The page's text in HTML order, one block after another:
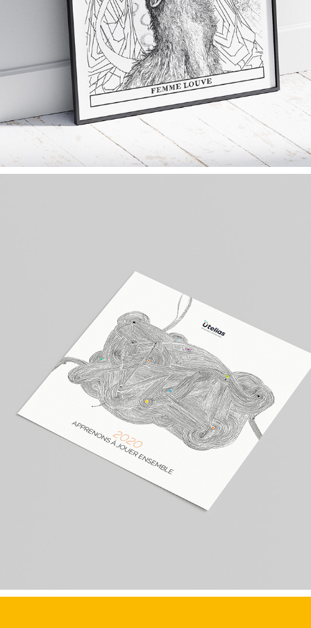
Carte de vœux - Utelias 2020